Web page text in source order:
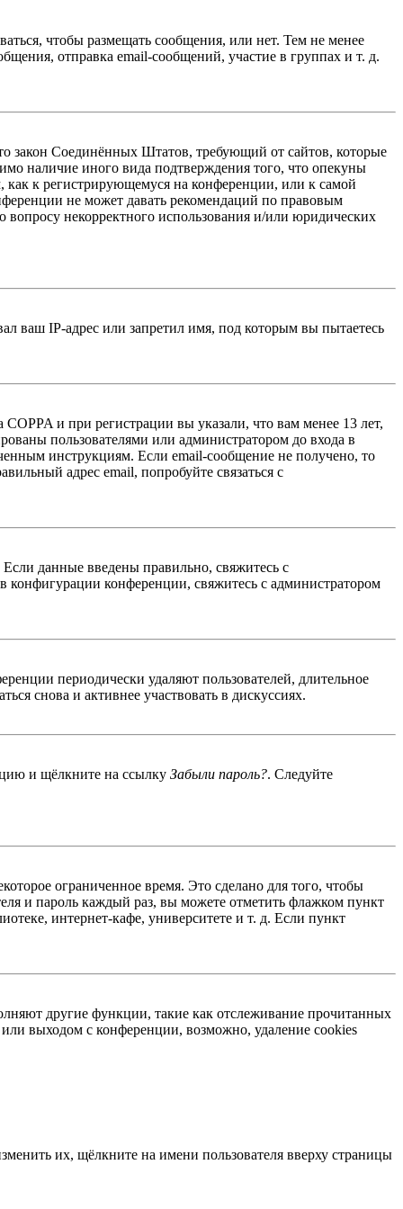
чтобы размещать сообщения, или нет. Тем не менее
отправка email-сообщений, участие в группах и т. д.
закон Соединённых Штатов, требующий от сайтов, которые
наличие иного вида подтверждения того, что опекуны
к регистрирующемуся на конференции, или к самой
не может давать рекомендаций по правовым
некорректного использования и/или юридических
ваш IP-адрес или запретил имя, под которым вы пытаетесь
и при регистрации вы указали, что вам менее 13 лет,
пользователями или администратором до входа в
инструкциям. Если email-сообщение не получено, то
адрес email, попробуйте связаться с
данные введены правильно, свяжитесь с
конференции, свяжитесь с администратором
периодически удаляют пользователей, длительное
снова и активнее участвовать в дискуссиях.
и щёлкните на ссылку Забыли пароль?. Следуйте
ограниченное время. Это сделано для того, чтобы
и пароль каждый раз, вы можете отметить флажком пункт
интернет-кафе, университете и т. д. Если пункт
другие функции, такие как отслеживание прочитанных
выходом с конференции, возможно, удаление cookies
их, щёлкните на имени пользователя вверху страницы